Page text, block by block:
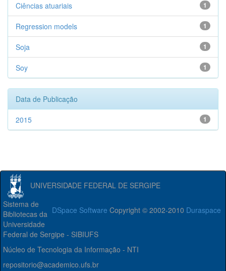
1
Ciências atuariais
1
Regression models
1
Soja
1
Soy
Data de Publicação
1
2015
UNIVERSIDADE FEDERAL DE SERGIPE
DSpace Software Copyright © 2002-2010 Duraspace
Sistema de
Bibliotecas da
Universidade
Federal de Sergipe - SIBIUFS
Núcleo de Tecnologia da Informação - NTI
repositorio@academico.ufs.br